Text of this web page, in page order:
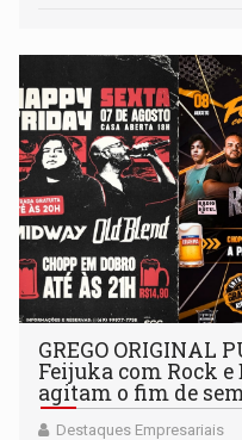
GREGO ORIGINAL
Feijuka com Rock
agitam o fim de
Destaques Empresariais